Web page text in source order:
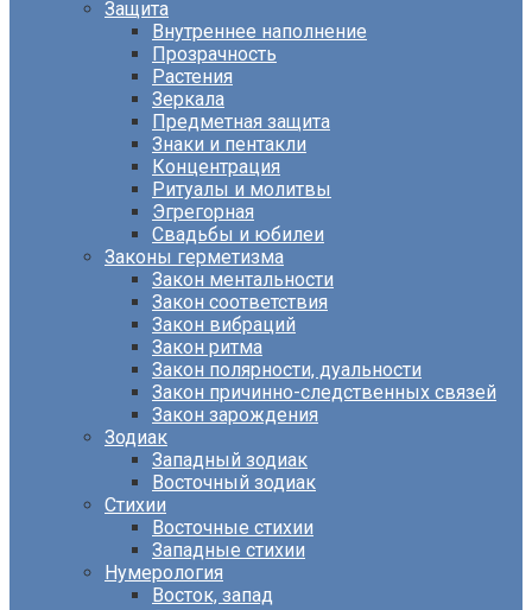
Защита
Внутреннее наполнение
Прозрачность
Растения
Зеркала
Предметная защита
Знаки и пентакли
Концентрация
Ритуалы и молитвы
Эгрегорная
Свадьбы и юбилеи
Законы герметизма
Закон ментальности
Закон соответствия
Закон вибраций
Закон ритма
Закон полярности, дуальности
Закон причинно-следственных связей
Закон зарождения
Зодиак
Западный зодиак
Восточный зодиак
Стихии
Восточные стихии
Западные стихии
Нумерология
Восток, запад